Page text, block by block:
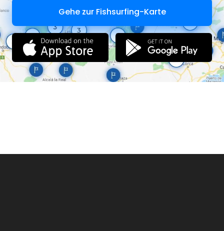
Gehe zur Fishsurfing-Karte